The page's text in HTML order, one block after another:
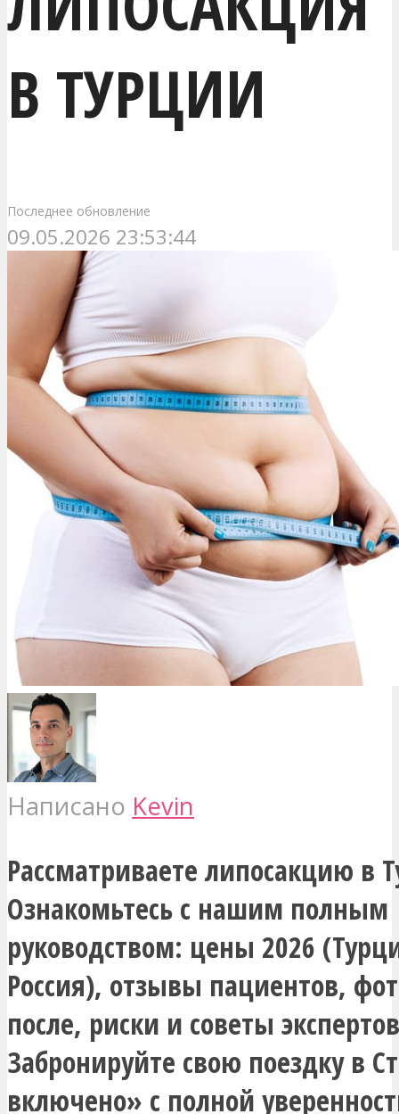
В ТУРЦИИ
Последнее обновление
09.05.2026 23:53:44
Написано Kevin
Рассматриваете липосакцию в
Ознакомьтесь с нашим полным
руководством: цены 2026
Россия), отзывы пациентов,
после, риски и советы
Забронируйте свою поездку в
включено» с полной